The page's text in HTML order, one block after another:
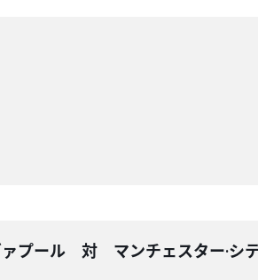
プール 対 マンチェスター·シ